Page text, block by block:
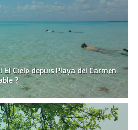
El Cielo depuis Playa del Carmen
?